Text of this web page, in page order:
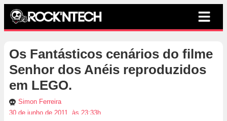
Os Fantásticos cenários do filme
Senhor dos Anéis reproduzidos
em LEGO.
Simon Ferreira
30 de junho de 2011, às 23:33h